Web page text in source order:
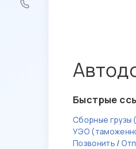
Быстрые
Сборные грузы
УЭО
Позвонить /